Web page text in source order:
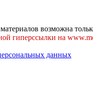
возможна
гиперссылки на
данных